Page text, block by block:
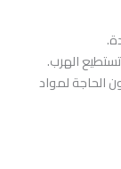
الهرب.
الحاجة لمواد